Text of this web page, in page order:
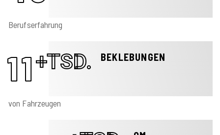
Berufserfahrung
11+TSD. BEKLEBUNGEN
von Fahrzeugen